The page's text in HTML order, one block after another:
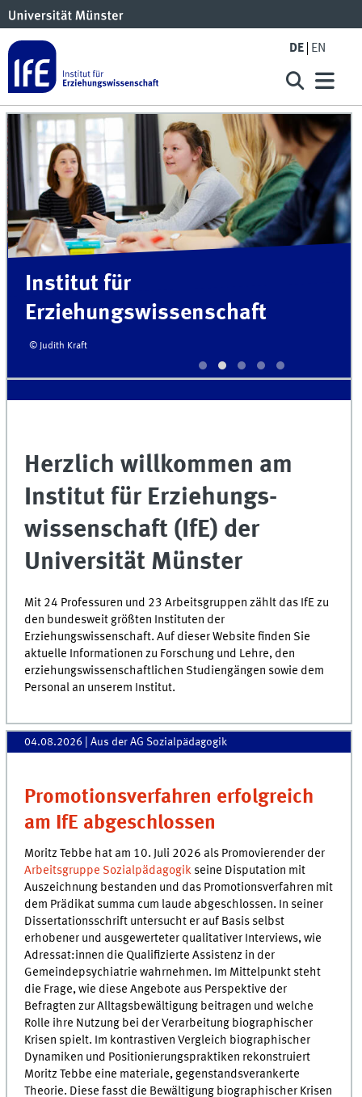
DE EN
Institut für
Erziehungswissenschaft
© Judith Kraft
Herzlich willkommen am
Institut für Erziehungs­
wissen­schaft (IfE) der
Universität Münster
Mit 24 Professuren und 23 Arbeitsgruppen zählt das IfE zu
den bundesweit größten Instituten der
Erziehungswissenschaft. Auf dieser Website finden Sie
aktuelle Informationen zu Forschung und Lehre, den
erziehungswissenschaftlichen Studiengängen sowie dem
Personal an unserem Institut.
04.08.2026 | Aus der AG Sozialpädagogik
Promotionsverfahren erfolgreich
am IfE abgeschlossen
Moritz Tebbe hat am 10. Juli 2026 als Promovierender der
Arbeitsgruppe Sozialpädagogik seine Disputation mit
Auszeichnung bestanden und das Promotionsverfahren mit
dem Prädikat summa cum laude abgeschlossen. In seiner
Dissertationsschrift untersucht er auf Basis selbst
erhobener und ausgewerteter qualitativer Interviews, wie
Adressat:innen die Qualifizierte Assistenz in der
Gemeindepsychiatrie wahrnehmen. Im Mittelpunkt steht
die Frage, wie diese Angebote aus Perspektive der
Befragten zur Alltagsbewältigung beitragen und welche
Rolle ihre Nutzung bei der Verarbeitung biographischer
Krisen spielt. Im kontrastiven Vergleich biographischer
Dynamiken und Positionierungspraktiken rekonstruiert
Moritz Tebbe eine materiale, gegenstandsverankerte
Theorie. Diese fasst die Bewältigung biographischer Krisen